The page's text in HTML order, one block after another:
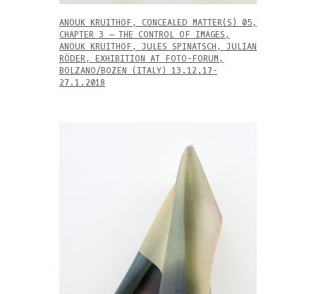
ANOUK KRUITHOF, CONCEALED MATTER(S) 05,
CHAPTER 3 – THE CONTROL OF IMAGES,
ANOUK KRUITHOF, JULES SPINATSCH, JULIAN
RÖDER, EXHIBITION AT FOTO-FORUM,
BOLZANO/BOZEN (ITALY) 13.12.17-
27.1.2018